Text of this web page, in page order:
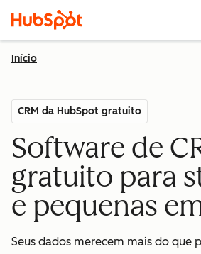
Início
CRM da HubSpot gratuito
Software de
gratuito para
e pequenas
Seus dados merecem mais do que